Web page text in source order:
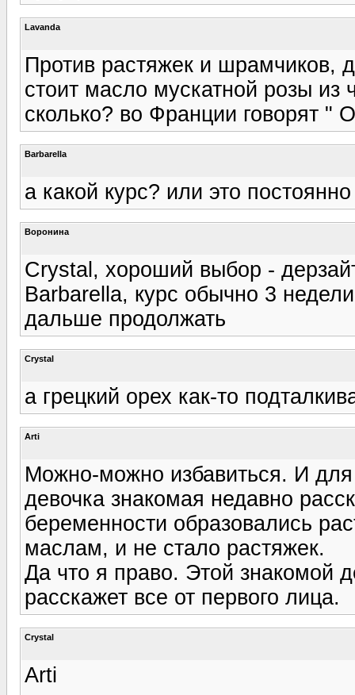
Lavanda
Против растяжек и шрамчиков,
стоит масло мускатной розы из
сколько? во Франции говорят "
Barbarella
а какой курс? или это
Воронина
Crystal, хороший выбор -
Barbarella, курс обычно 3
дальше продолжать
Crystal
а грецкий орех как-то
Arti
Можно-можно избавиться. И
девочка знакомая недавно
беременности образовались
маслам, и не стало растяжек.
Да что я право. Этой знакомой
расскажет все от первого лица.
Crystal
Arti